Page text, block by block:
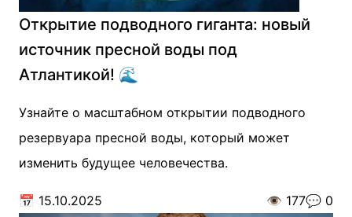
Открытие подводного гиганта: новый
источник пресной воды под
Атлантикой! 🌊
Узнайте о масштабном открытии подводного
резервуара пресной воды, который может
изменить будущее человечества.
📅 15.10.2025 👁️ 177💬 0